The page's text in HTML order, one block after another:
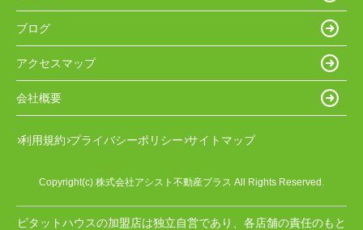
ブログ
アクセスマップ
会社概要
利用規約 プライバシーポリシー サイトマップ
Copyright(c) 株式会社アシスト不動産プラス All Rights Reserved.
ピタットハウスの加盟店は独立自営であり、各店舗の責任のもと